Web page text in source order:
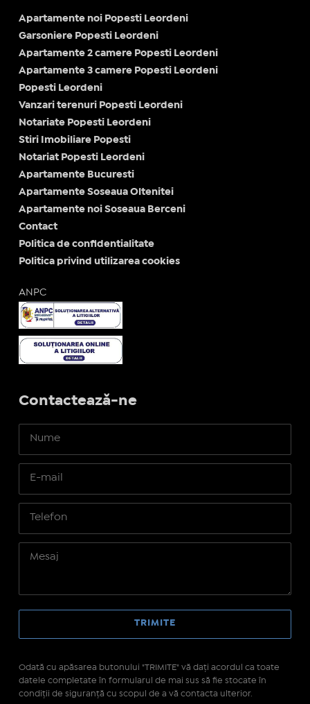
Apartamente noi Popesti Leordeni
Garsoniere Popesti Leordeni
Apartamente 2 camere Popesti Leordeni
Apartamente 3 camere Popesti Leordeni
Popesti Leordeni
Vanzari terenuri Popesti Leordeni
Notariate Popesti Leordeni
Stiri Imobiliare Popesti
Notariat Popesti Leordeni
Apartamente Bucuresti
Apartamente Soseaua Oltenitei
Apartamente noi Soseaua Berceni
Contact
Politica de confidentialitate
Politica privind utilizarea cookies
ANPC
Contactează-ne
Odată cu apăsarea butonului "TRIMITE" vă daţi acordul ca toate
datele completate în formularul de mai sus să fie stocate în
condiţii de siguranţă cu scopul de a vă contacta ulterior.